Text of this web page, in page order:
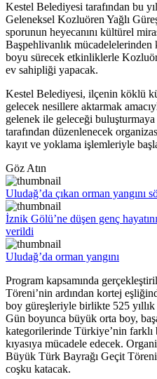
Kestel Belediyesi tarafından bu
Geleneksel Kozluören Yağlı
sporunun heyecanını kültürel
Başpehlivanlık mücadelelerinden
boyu sürecek etkinliklerle
ev sahipliği yapacak.
Kestel Belediyesi, ilçenin köklü
gelecek nesillere aktarmak
gelenek ile geleceği
tarafından düzenlenecek
kayıt ve yoklama işlemleriyle
Göz Atın
Uludağ’da çıkan orman yangını
İznik Gölü’ne düşen genç
verildi
Uludağ’da orman yangını
Program kapsamında
Töreni’nin ardından kortej
boy güreşleriyle birlikte 525
Gün boyunca büyük orta boy,
kategorilerinde Türkiye’nin
kıyasıya mücadele edecek.
Büyük Türk Bayrağı Geçit
coşku katacak.